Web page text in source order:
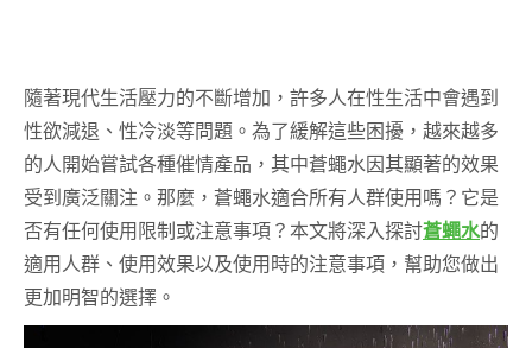
隨著現代生活壓力的不斷增加，許多人在性生活中會遇到
性欲減退、性冷淡等問題。為了緩解這些困擾，越來越多
的人開始嘗試各種催情產品，其中蒼蠅水因其顯著的效果
受到廣泛關注。那麼，蒼蠅水適合所有人群使用嗎？它是
否有任何使用限制或注意事項？本文將深入探討蒼蠅水的
適用人群、使用效果以及使用時的注意事項，幫助您做出
更加明智的選擇。